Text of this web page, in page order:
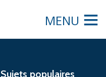
MENU
Sujets populaires